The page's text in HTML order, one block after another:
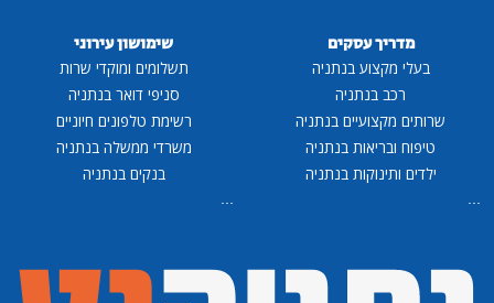
מדריך עסקים
בעלי מקצוע בנתניה
רכב בנתניה
שרותים מקצועיים בנתניה
טיפוח ובריאות בנתניה
ילדים ותינוקות בנתניה
...
שימושון עירוני
תשלומים ומוקדי שרות
סניפי דואר בנתניה
רשימת טלפונים חיוניים
משרדי ממשלה בנתניה
בנקים בנתניה
...